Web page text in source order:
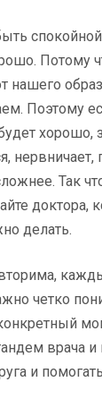
Потому
нашего
Поэтому
хорошо,
Так
доктора,
делать.
четко
врача и
и